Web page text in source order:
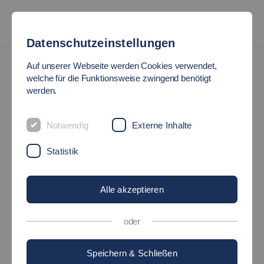
PROGRAMM HE-PERSONAL
Das BMFTR-Projekt "FH-Personal" an der
Datenschutzeinstellungen
Auf unserer Webseite werden Cookies verwendet,
welche für die Funktionsweise zwingend benötigt
werden.
Notwendig Externe Inhalte
Statistik
Alle akzeptieren
oder
Speichern & Schließen